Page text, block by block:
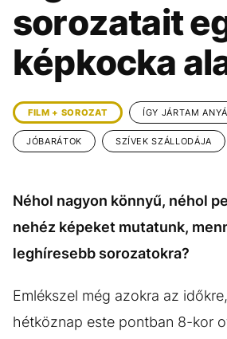
KÖZÉLET
ÉLETMÓD
BESZÉLGETÉSEK ARCOK
VIDEÓ
GASZTRO
sorozatait
képkocka
FILM + SOROZAT ÍGY JÁRTAM
JÓBARÁTOK SZÍVEK SZÁLLODÁJA
Néhol nagyon könnyű, néhol
nehéz képeket mutatunk,
leghíresebb sorozatokra?
Emlékszel még azokra az
hétköznap este pontban 8-kor